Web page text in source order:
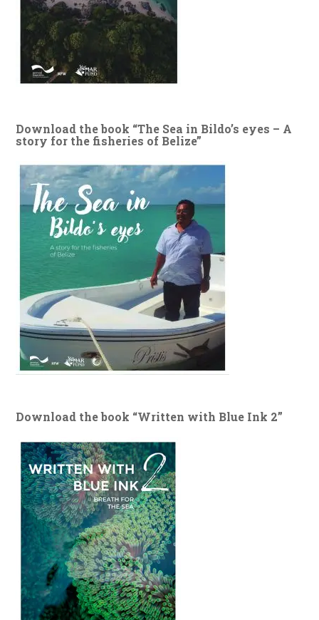
Download the book “The Sea in Bildo’s eyes – A
story for the fisheries of Belize”
Download the book “Written with Blue Ink 2”